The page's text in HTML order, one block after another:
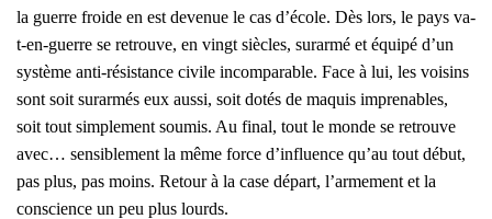
la guerre froide en est deve­nue le cas d’école. Dès lors, le pays va-
t-en-guerre se retrouve, en vingt siècles, sur­ar­mé et équi­pé d’un
sys­tème anti-résis­tance civile incom­pa­rable. Face à lui, les voi­sins
sont soit sur­ar­més eux aus­si, soit dotés de maquis impre­nables,
soit tout sim­ple­ment sou­mis. Au final, tout le monde se retrouve
avec… sen­si­ble­ment la même force d’influence qu’au tout début,
pas plus, pas moins. Retour à la case départ, l’armement et la
conscience un peu plus lourds.